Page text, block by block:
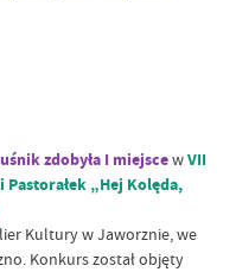
zdobyła I miejscewVII
„Hej Kolęda,
Kultury w Jaworznie, we
Konkurs został objęty